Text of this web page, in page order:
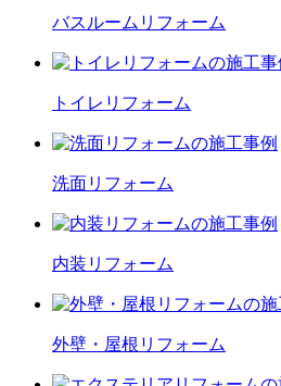
バスルーム リフォーム
トイレ リフォーム
洗面リフォーム
内装 リフォーム
外壁・屋根 リフォーム